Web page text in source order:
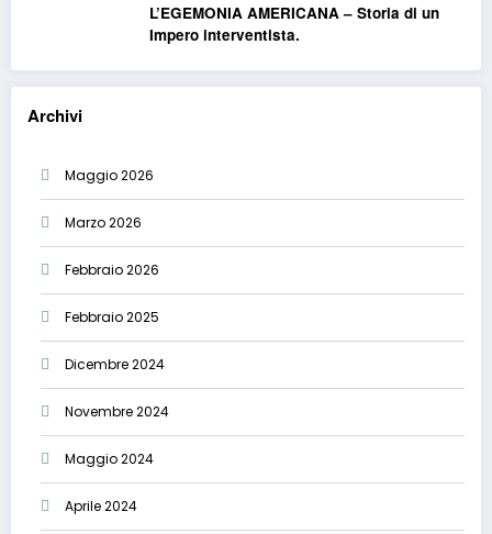
L’EGEMONIA AMERICANA – Storia di un
Impero interventista.
Archivi
Maggio 2026
Marzo 2026
Febbraio 2026
Febbraio 2025
Dicembre 2024
Novembre 2024
Maggio 2024
Aprile 2024